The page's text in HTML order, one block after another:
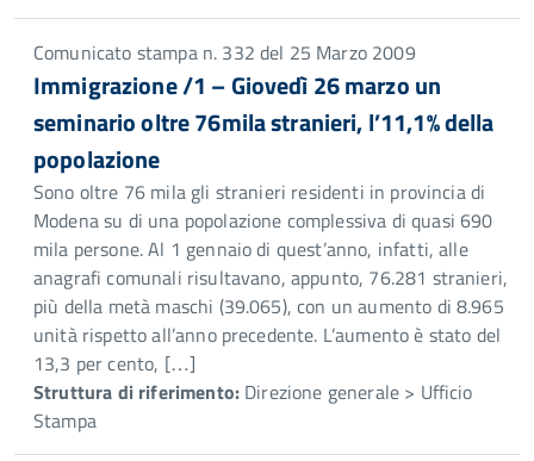
Comunicato stampa n. 332 del 25 Marzo 2009
Immigrazione /1 – Giovedì 26 marzo un
seminario oltre 76mila stranieri, l’11,1% della
popolazione
Sono oltre 76 mila gli stranieri residenti in provincia di
Modena su di una popolazione complessiva di quasi 690
mila persone. Al 1 gennaio di quest’anno, infatti, alle
anagrafi comunali risultavano, appunto, 76.281 stranieri,
più della metà maschi (39.065), con un aumento di 8.965
unità rispetto all’anno precedente. L’aumento è stato del
13,3 per cento, […]
Struttura di riferimento: Direzione generale > Ufficio
Stampa